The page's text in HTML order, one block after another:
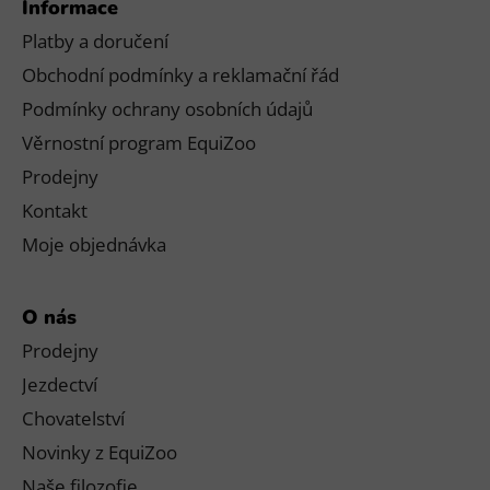
Informace
Platby a doručení
Obchodní podmínky a reklamační řád
Podmínky ochrany osobních údajů
Věrnostní program EquiZoo
Prodejny
Kontakt
Moje objednávka
O nás
Prodejny
Jezdectví
Chovatelství
Novinky z EquiZoo